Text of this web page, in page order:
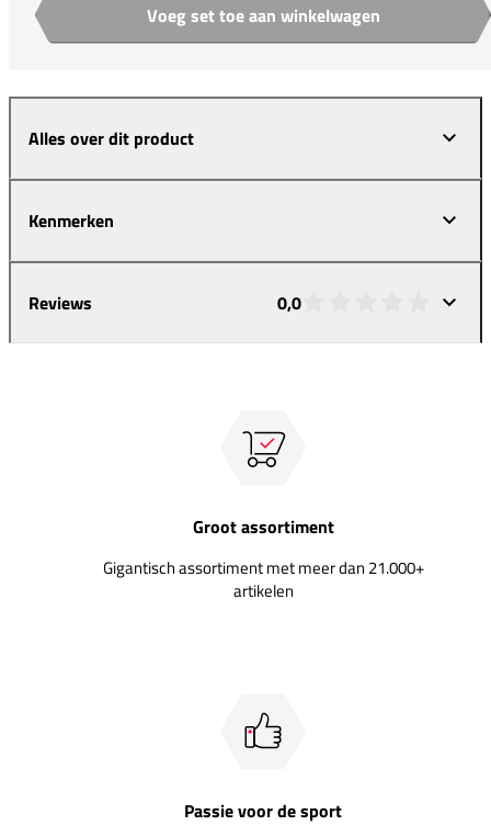
Aantal Voeg set toe aan winkelwagen
Alles over dit product
Kenmerken
Reviews 0,0
Groot assortiment
Gigantisch assortiment met meer dan 21.000+
artikelen
Passie voor de sport